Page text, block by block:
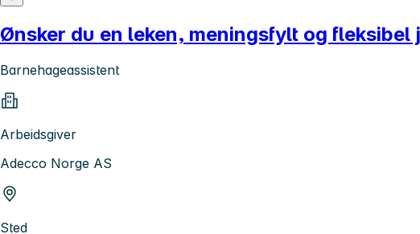
Ønsker du en leken, meningsfylt og fleksibel
Barnehageassistent
Arbeidsgiver
Adecco Norge AS
Sted